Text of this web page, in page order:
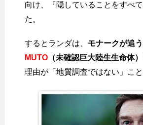
向け、『隠していることをすべ
た。
するとランダは、 モナークが追
MUTO （未確認巨大陸生生命体）
理由が「地質調査ではない」こと